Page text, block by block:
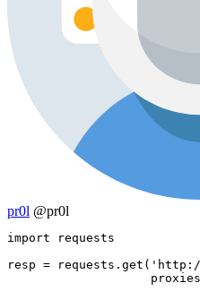
pr0l @pr0l
import requests
resp =